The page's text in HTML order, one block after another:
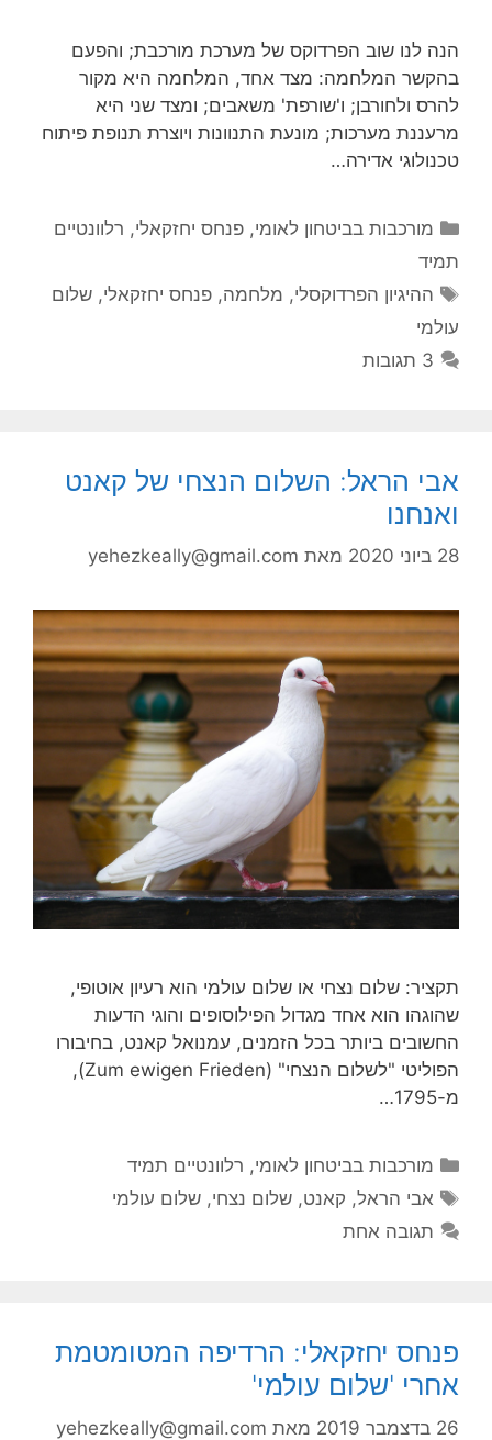
הנה לנו שוב הפרדוקס של מערכת מורכבת; והפעם
בהקשר המלחמה: מצד אחד, המלחמה היא מקור
להרס ולחורבן; ו'שורפת' משאבים; ומצד שני היא
מרעננת מערכות; מונעת התנוונות ויוצרת תנופת פיתוח
טכנולוגי אדירה…
קטגוריות
מורכבות בביטחון לאומי,פנחס יחזקאלי, רלוונטיים
תמיד
תגיות
ההיגיון הפרדוקסלי, מלחמה,פנחס יחזקאלי,שלום
עולמי
3 תגובות
אבי הראל: השלום הנצחי של קאנט
ואנחנו
28 ביוני 2020 מאת yehezkeally@gmail.com
תקציר: שלום נצחי או שלום עולמי הוא רעיון אוטופי,
שהוגהו הוא אחד מגדול הפילוסופים והוגי הדעות
החשובים ביותר בכל הזמנים, עמנואל קאנט, בחיבורו
הפוליטי "לשלום הנצחי" (Zum ewigen Frieden),
מ-1795…
קטגוריות
מורכבות בביטחון לאומי, רלוונטיים תמיד
תגיות
אבי הראל, קאנט,שלום נצחי,שלום עולמי
תגובה אחת
פנחס יחזקאלי: הרדיפה המטומטמת
אחרי 'שלום עולמי'
26 בדצמבר 2019 מאת yehezkeally@gmail.com